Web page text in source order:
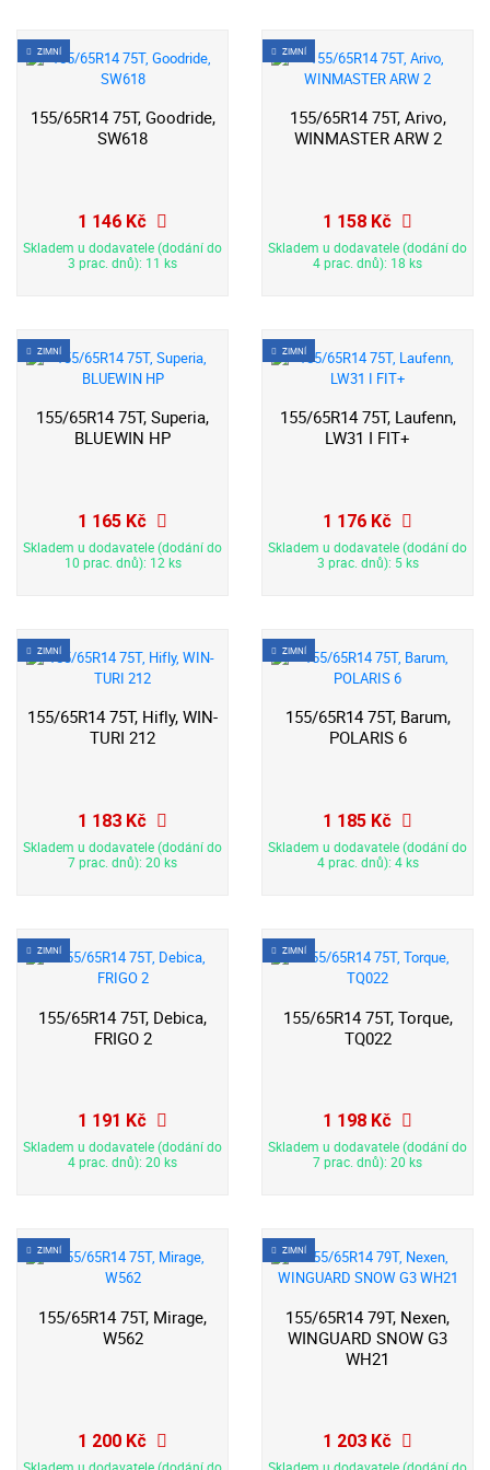
ZIMNÍ
155/65R14 75T, Goodride,
SW618
1 146 Kč
Skladem u dodavatele (dodání do
3 prac. dnů): 11 ks
ZIMNÍ
155/65R14 75T, Arivo,
WINMASTER ARW 2
1 158 Kč
Skladem u dodavatele (dodání do
4 prac. dnů): 18 ks
ZIMNÍ
155/65R14 75T, Superia,
BLUEWIN HP
1 165 Kč
Skladem u dodavatele (dodání do
10 prac. dnů): 12 ks
ZIMNÍ
155/65R14 75T, Laufenn,
LW31 I FIT+
1 176 Kč
Skladem u dodavatele (dodání do
3 prac. dnů): 5 ks
ZIMNÍ
155/65R14 75T, Hifly, WIN-
TURI 212
1 183 Kč
Skladem u dodavatele (dodání do
7 prac. dnů): 20 ks
ZIMNÍ
155/65R14 75T, Barum,
POLARIS 6
1 185 Kč
Skladem u dodavatele (dodání do
4 prac. dnů): 4 ks
ZIMNÍ
155/65R14 75T, Debica,
FRIGO 2
1 191 Kč
Skladem u dodavatele (dodání do
4 prac. dnů): 20 ks
ZIMNÍ
155/65R14 75T, Torque,
TQ022
1 198 Kč
Skladem u dodavatele (dodání do
7 prac. dnů): 20 ks
ZIMNÍ
155/65R14 75T, Mirage,
W562
1 200 Kč
ZIMNÍ
155/65R14 79T, Nexen,
WINGUARD SNOW G3
WH21
1 203 Kč